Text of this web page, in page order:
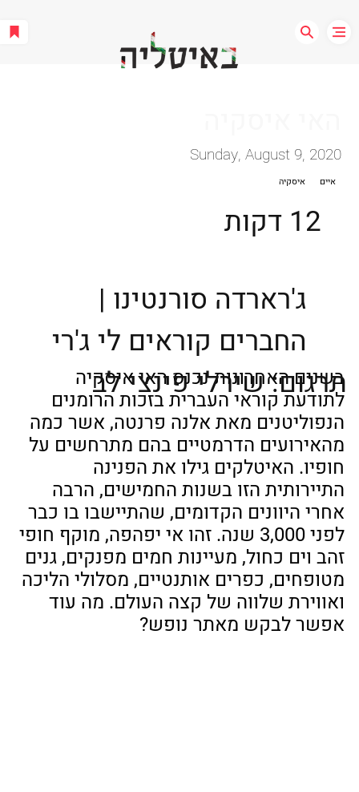
Sunday, August 9, 2020
12 דקות
איים איסקיה
בשנים האחרונות נכנס האי איסקיה
לתודעת קוראי העברית בזכות הרומנים
הנפוליטנים מאת אלנה פרנטה, אשר כמה
מהאירועים הדרמטיים בהם מתרחשים על
חופיו. האיטלקים גילו את הפנינה
התיירותית הזו בשנות החמישים, הרבה
אחרי היוונים הקדומים, שהתיישבו בו כבר
לפני 3,000 שנה. זהו אי יפהפה, מוקף חופי
זהב וים כחול, מעיינות חמים מפנקים, גנים
מטופחים, כפרים אותנטיים, מסלולי הליכה
ואווירת שלווה של קצה העולם. מה עוד
אפשר לבקש מאתר נופש?
ג'רארדה סורנטינו |
החברים קוראים לי ג'רי
תרגום: שירלי פינצי לב